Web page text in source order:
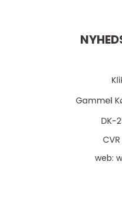
web: